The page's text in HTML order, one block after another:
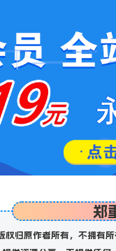
郑
权归原作者所有，不拥有